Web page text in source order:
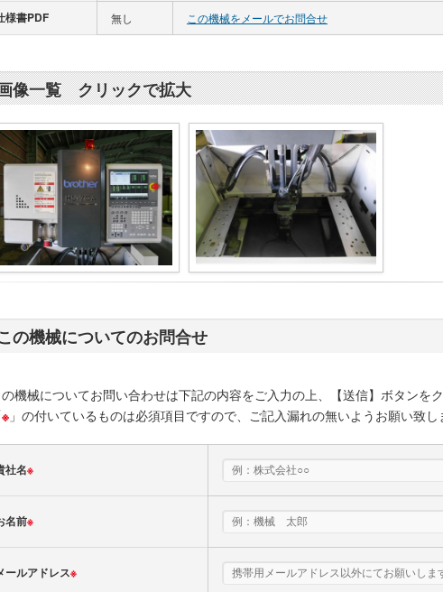
様書PDF 無し この機械をメールでお問合せ
像一覧 クリックで拡大
の機械についてのお問合せ
機械についてお問い合わせは下記の内容をご入力の上、【送信】ボタンを
※ 」の付いているものは必須項目ですので、ご記入漏れの無いようお願い致し
社名※
名前※
ールアドレス※